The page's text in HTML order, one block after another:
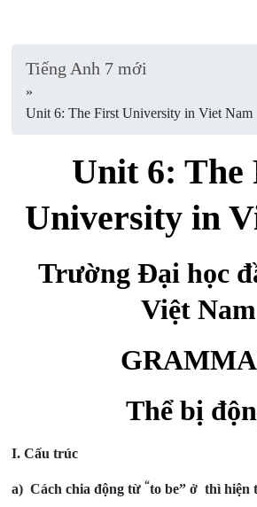
Tiếng Anh 7 mới
»
Unit 6: The First University in Viet Nam
Unit 6: The
University in
Trường Đại học
Việt Nam
Thể bị
I. Cấu trúc
a)Cách chia động từ“to be” ở thì hiện